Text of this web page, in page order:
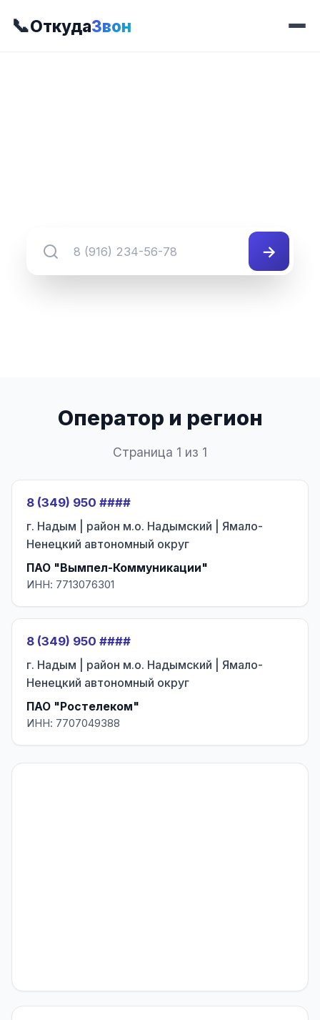
📞ОткудаЗвон
→
Оператор и регион
Страница 1 из 1
8 (349) 950 ####
г. Надым | район м.о. Надымский | Ямало-
Ненецкий автономный округ
ПАО "Вымпел-Коммуникации"
ИНН: 7713076301
8 (349) 950 ####
г. Надым | район м.о. Надымский | Ямало-
Ненецкий автономный округ
ПАО "Ростелеком"
ИНН: 7707049388